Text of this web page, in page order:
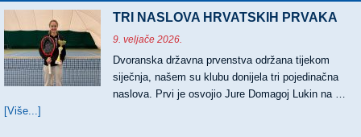
TRI NASLOVA HRVATSKIH PRVAKA
9. veljače 2026.
Dvoranska državna prvenstva održana tijekom
siječnja, našem su klubu donijela tri pojedinačna
naslova. Prvi je osvojio Jure Domagoj Lukin na …
[Više...]